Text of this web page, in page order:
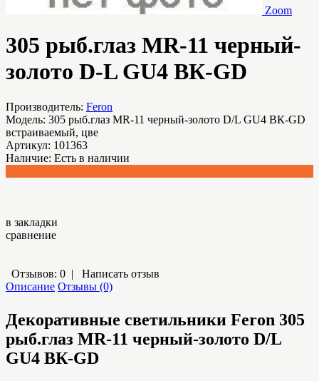
Zoom
305 рыб.глаз MR-11 черный-
золото D-L GU4 ВК-GD
Производитель: Feron
Модель: 305 рыб.глаз MR-11 черный-золото D/L GU4 ВК-GD
встраиваемый, цве
Артикул: 101363
Наличие: Есть в наличии
в закладки
сравнение
Отзывов: 0 | Написать отзыв
Описание Отзывы (0)
Декоративные светильники Feron 305
рыб.глаз MR-11 черный-золото D/L
GU4 ВК-GD